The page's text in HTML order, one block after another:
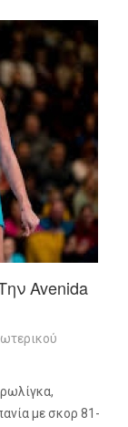
Avenida
με σκορ 81-